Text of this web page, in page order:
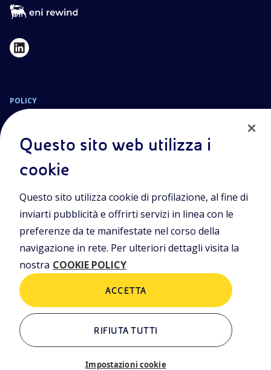
POLICY
Cookie Policy
Sede Legale
Viale Alcide de Gasperi, 2, 20097 San Donato Milanese (MI)
Capitale sociale deliberato il 15/09/2023
€ 101.755.495,30 i.v.
C. Fiscale e numero d’iscrizione Registro Imprese di Milano-
Monza-Brianza-Lodi n.
09702540155
ALTRI LINK
Chi siamo Contatti
Questo sito web utilizza i
cookie
Questo sito utilizza cookie di profilazione, al fine di
inviarti pubblicità e offrirti servizi in linea con le
preferenze da te manifestate nel corso della
navigazione in rete. Per ulteriori dettagli visita la
nostra COOKIE POLICY
Impostazioni cookie
RIFIUTA TUTTI
ACCETTA